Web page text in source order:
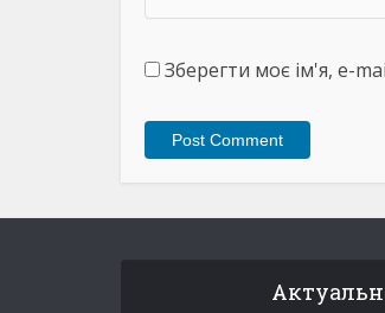
Зберегти моє ім'я, e-